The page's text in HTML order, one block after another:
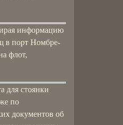
информацию
в порт Номбре-
флот,
для стоянки
по
документов об